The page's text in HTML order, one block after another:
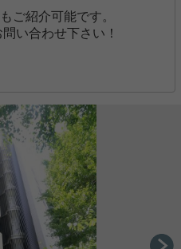
ご紹介可能です。
い合わせ下さい！